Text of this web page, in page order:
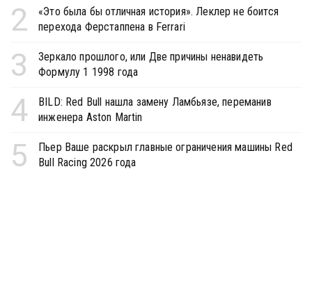
2
«Это была бы отличная история». Леклер не боится
перехода Ферстаппена в Ferrari
3
Зеркало прошлого, или Две причины ненавидеть
Формулу 1 1998 года
4
BILD: Red Bull нашла замену Ламбьязе, переманив
инженера Aston Martin
5
Пьер Ваше раскрыл главные ограничения машины Red
Bull Racing 2026 года